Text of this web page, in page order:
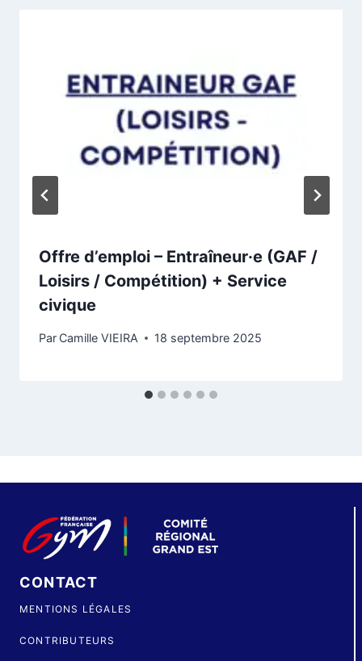
Offre d’emploi – Entraîneur·e (GAF /
Loisirs / Compétition) + Service
civique
Par Camille VIEIRA 18 septembre 2025
CONTACT
MENTIONS LÉGALES
CONTRIBUTEURS